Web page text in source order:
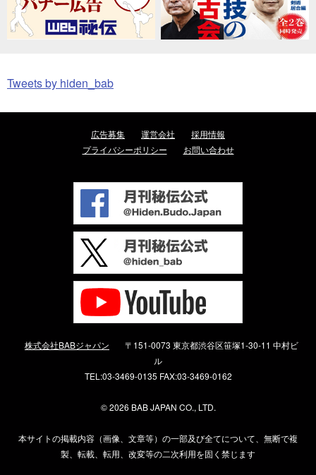
Tweets by hiden_bab
広告募集 運営会社
採用情報
プライバシーポリシー
お問い合わせ
株式会社BABジャパン
〒151-0073 東京都渋谷区笹塚1-30-11 中村ビ
ル
TEL:03-3469-0135 FAX:03-3469-0162
©2026 BAB JAPAN CO., LTD.
本サイトの掲載内容（画像、文章等）の一部及び全てについて、無断で複
製、転載、転用、改変等の二次利用を固く禁じます